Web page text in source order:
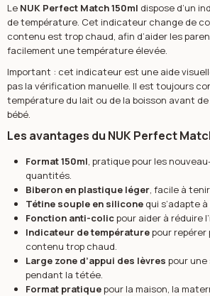
Le NUK Perfect Match 150ml dispose d’un
de température. Cet indicateur change de
contenu est trop chaud, afin d’aider les
facilement une température élevée.
Important : cet indicateur est une aide
pas la vérification manuelle. Il est toujours
température du lait ou de la boisson avant
bébé.
Les avantages du NUK Perfect
Format 150ml , pratique pour les
quantités.
Biberon en plastique léger, facile à
Tétine souple en siliconequi s’adapte à
Fonction anti-colicpour aider à réduire
Indicateur de températurepour repérer
contenu trop chaud.
Large zone d’appui des lèvres pour
pendant la tétée.
Format pratiquepour la maison, la